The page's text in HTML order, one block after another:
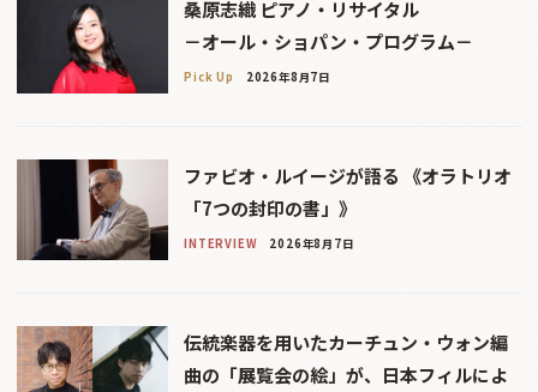
桑原志織 ピアノ・リサイタル
－オール・ショパン・プログラム－
Pick Up 2026年8月7日
ファビオ・ルイージが語る 《オラトリオ
「7つの封印の書」》
INTERVIEW 2026年8月7日
伝統楽器を用いたカーチュン・ウォン編
曲の「展覧会の絵」が、日本フィルによ